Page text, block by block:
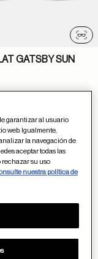
GATSBY SUN
garantizar al usuario
web. Igualmente,
la navegación de
aceptar todas las
rechazar su uso
nuestra política de